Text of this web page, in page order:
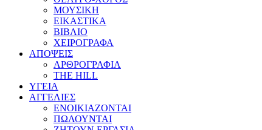
ΜΟΥΣΙΚΗ
ΕΙΚΑΣΤΙΚΑ
ΒΙΒΛΙΟ
ΧΕΙΡΟΓΡΑΦΑ
ΑΠΟΨΕΙΣ
ΑΡΘΡΟΓΡΑΦΙΑ
THE HILL
ΥΓΕΙΑ
ΑΓΓΕΛΙΕΣ
ΕΝΟΙΚΙΑΖΟΝΤΑΙ
ΠΩΛΟΥΝΤΑΙ